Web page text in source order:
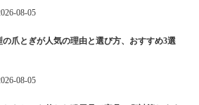
08-05
の爪とぎが人気の理由と選び方、おすすめ3選
08-05